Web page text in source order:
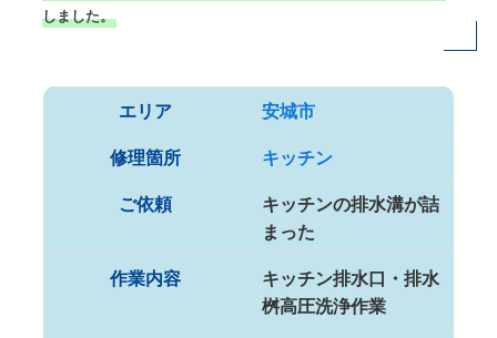
しました。
エリア
安城市
修理箇所
キッチン
ご依頼
キッチンの排水溝が詰
まった
作業内容
キッチン排水口・排水
桝高圧洗浄作業